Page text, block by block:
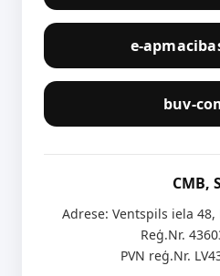
e-
buv-
CMB,
Adrese: Ventspils iela 48,
Reģ.Nr.
PVN reģ.Nr.